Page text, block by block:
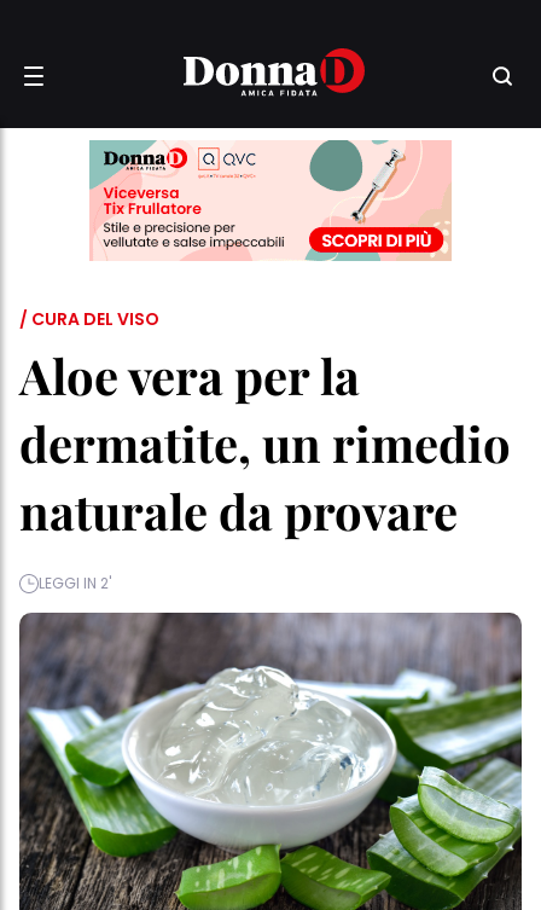
/ CURA DEL VISO
Aloe vera per la
dermatite, un rimedio
naturale da provare
LEGGI IN 2'